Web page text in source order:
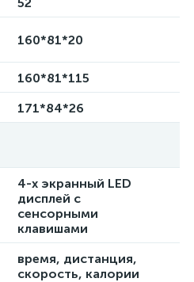
160*81*20
160*81*115
171*84*26
4-х экранный LED
дисплей с
сенсорными
клавишами
время, дистанция,
скорость, калории